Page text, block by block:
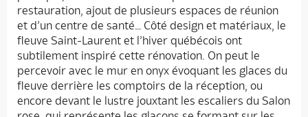
restauration, ajout de plusieurs espaces de réunion
et d’un centre de santé… Côté design et matériaux, le
fleuve Saint-Laurent et l’hiver québécois ont
subtilement inspiré cette rénovation. On peut le
percevoir avec le mur en onyx évoquant les glaces du
fleuve derrière les comptoirs de la réception, ou
encore devant le lustre jouxtant les escaliers du Salon